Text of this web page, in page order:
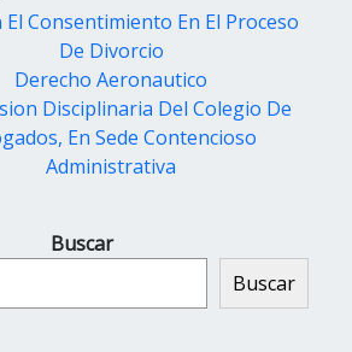
El Consentimiento En El Proceso
De Divorcio
Derecho Aeronautico
Disciplinaria Del Colegio De
En Sede Contencioso
Administrativa
Buscar
Buscar